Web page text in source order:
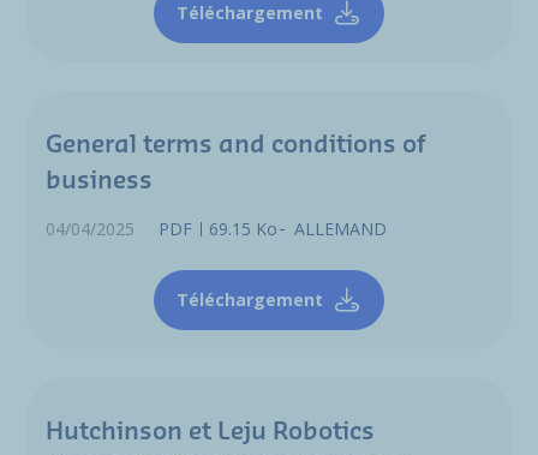
Téléchargement
General terms and conditions of
business
04/04/2025 PDF 69.15 Ko ALLEMAND
Téléchargement
Hutchinson et Leju Robotics